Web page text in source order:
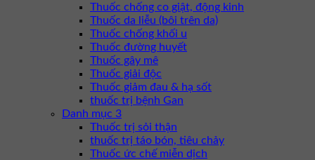
Thuốc chống co giật, động kinh
Thuốc da liễu (bôi trên da)
Thuốc chống khối u
Thuốc đường huyết
Thuốc gây mê
Thuốc giải độc
Thuốc giảm đau & hạ sốt
thuốc trị bệnh Gan
Danh mục 3
Thuốc trị sỏi thận
thuốc trị táo bón, tiêu chảy
Thuốc ức chế miễn dịch